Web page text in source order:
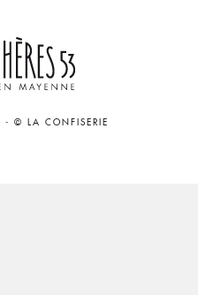
- © LA CONFISERIE